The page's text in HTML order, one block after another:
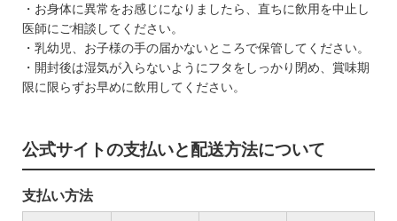
・お身体に異常をお感じになりましたら、直ちに飲用を中止し
医師にご相談してください。
・乳幼児、お子様の手の届かないところで保管してください。
・開封後は湿気が入らないようにフタをしっかり閉め、賞味期
限に限らずお早めに飲用してください。
公式サイトの支払いと配送方法について
支払い方法